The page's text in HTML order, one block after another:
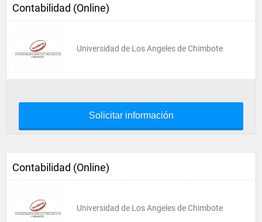
Contabilidad (Online)
Universidad de Los Angeles de Chimbote
Solicitar información
Contabilidad (Online)
Universidad de Los Angeles de Chimbote